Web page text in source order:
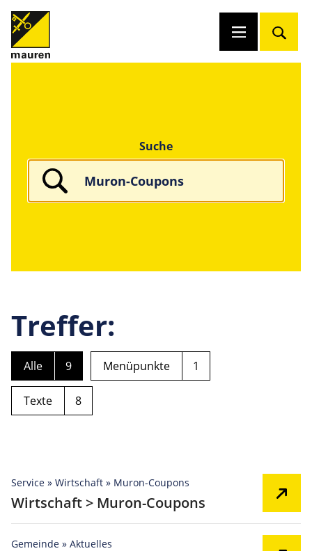
Suche
Treffer:
Alle 9 Menüpunkte 1
Texte 8
Service » Wirtschaft » Muron-Coupons
Wirtschaft > Muron-Coupons
Gemeinde » Aktuelles